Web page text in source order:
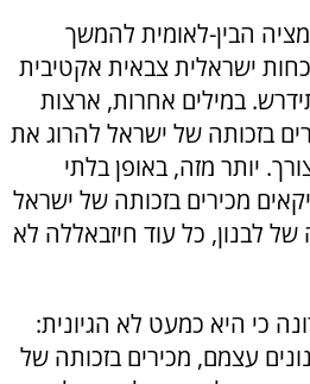
הבין-לאומית להמשך
ישראלית צבאית אקטיבית
במילים אחרות, ארצות
בזכותה של ישראל להרוג את
יותר מזה, באופן בלתי
מכירים בזכותה של ישראל
לבנון, כל עוד חיזבאללה לא
כי היא כמעט לא הגיונית:
עצמם, מכירים בזכותה של